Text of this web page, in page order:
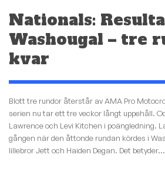
Nationals:
Washougal – tre
kvar
Blott tre rundor återstår av AMA Pro
serien nu tar ett tre veckor långt uppehåll.
Lawrence och Levi Kitchen i poängledning.
gången när den åttonde rundan kördes i
lillebror Jett och Haiden Degan. Det betyder...